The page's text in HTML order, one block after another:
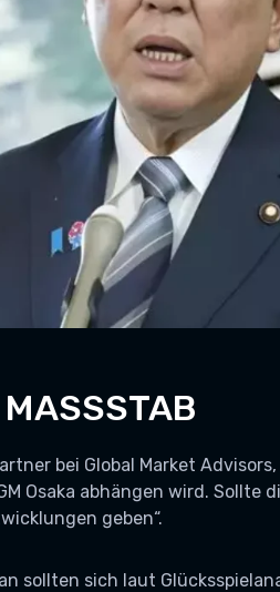
bei Global Market
Osaka abhängen wird. Sollte
geben“.
sollten sich laut